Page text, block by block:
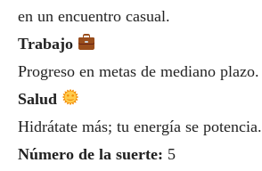
en un encuentro casual.
Trabajo
Progreso en metas de mediano plazo.
Salud
Hidrátate más; tu energía se potencia.
Número de la suerte: 5